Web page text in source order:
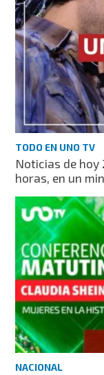
TODO EN UNO TV
Noticias de hoy
horas, en un
NACIONAL